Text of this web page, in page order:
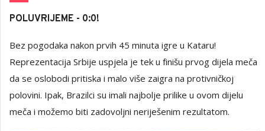
POLUVRIJEME - 0:0!
Bez pogodaka nakon prvih 45 minuta igre u Kataru!
Reprezentacija Srbije uspjela je tek u finišu prvog dijela meča
da se oslobodi pritiska i malo više zaigra na protivničkoj
polovini. Ipak, Brazilci su imali najbolje prilike u ovom dijelu
meča i možemo biti zadovoljni neriješenim rezultatom.